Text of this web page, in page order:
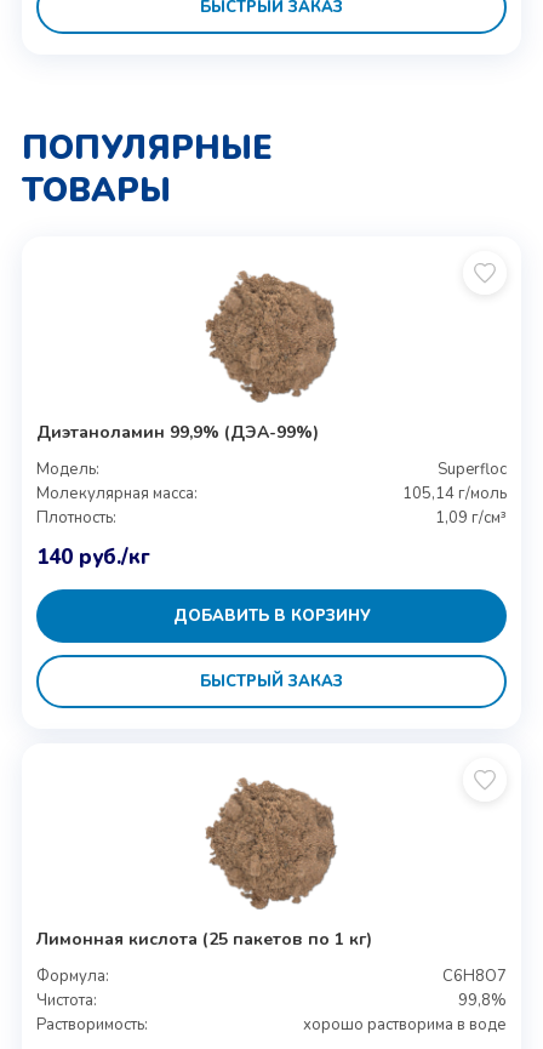
БЫСТРЫЙ ЗАКАЗ
ПОПУЛЯРНЫЕ
ТОВАРЫ
Диэтаноламин 99,9% (ДЭА-99%)
Модель:
Superfloc
Молекулярная масса:
105,14 г/моль
Плотность:
1,09 г/см³
140 руб./кг
ДОБАВИТЬ В КОРЗИНУ
БЫСТРЫЙ ЗАКАЗ
Лимонная кислота (25 пакетов по 1 кг)
Формула:
C6H8O7
Чистота:
99,8%
Растворимость:
хорошо растворима в воде